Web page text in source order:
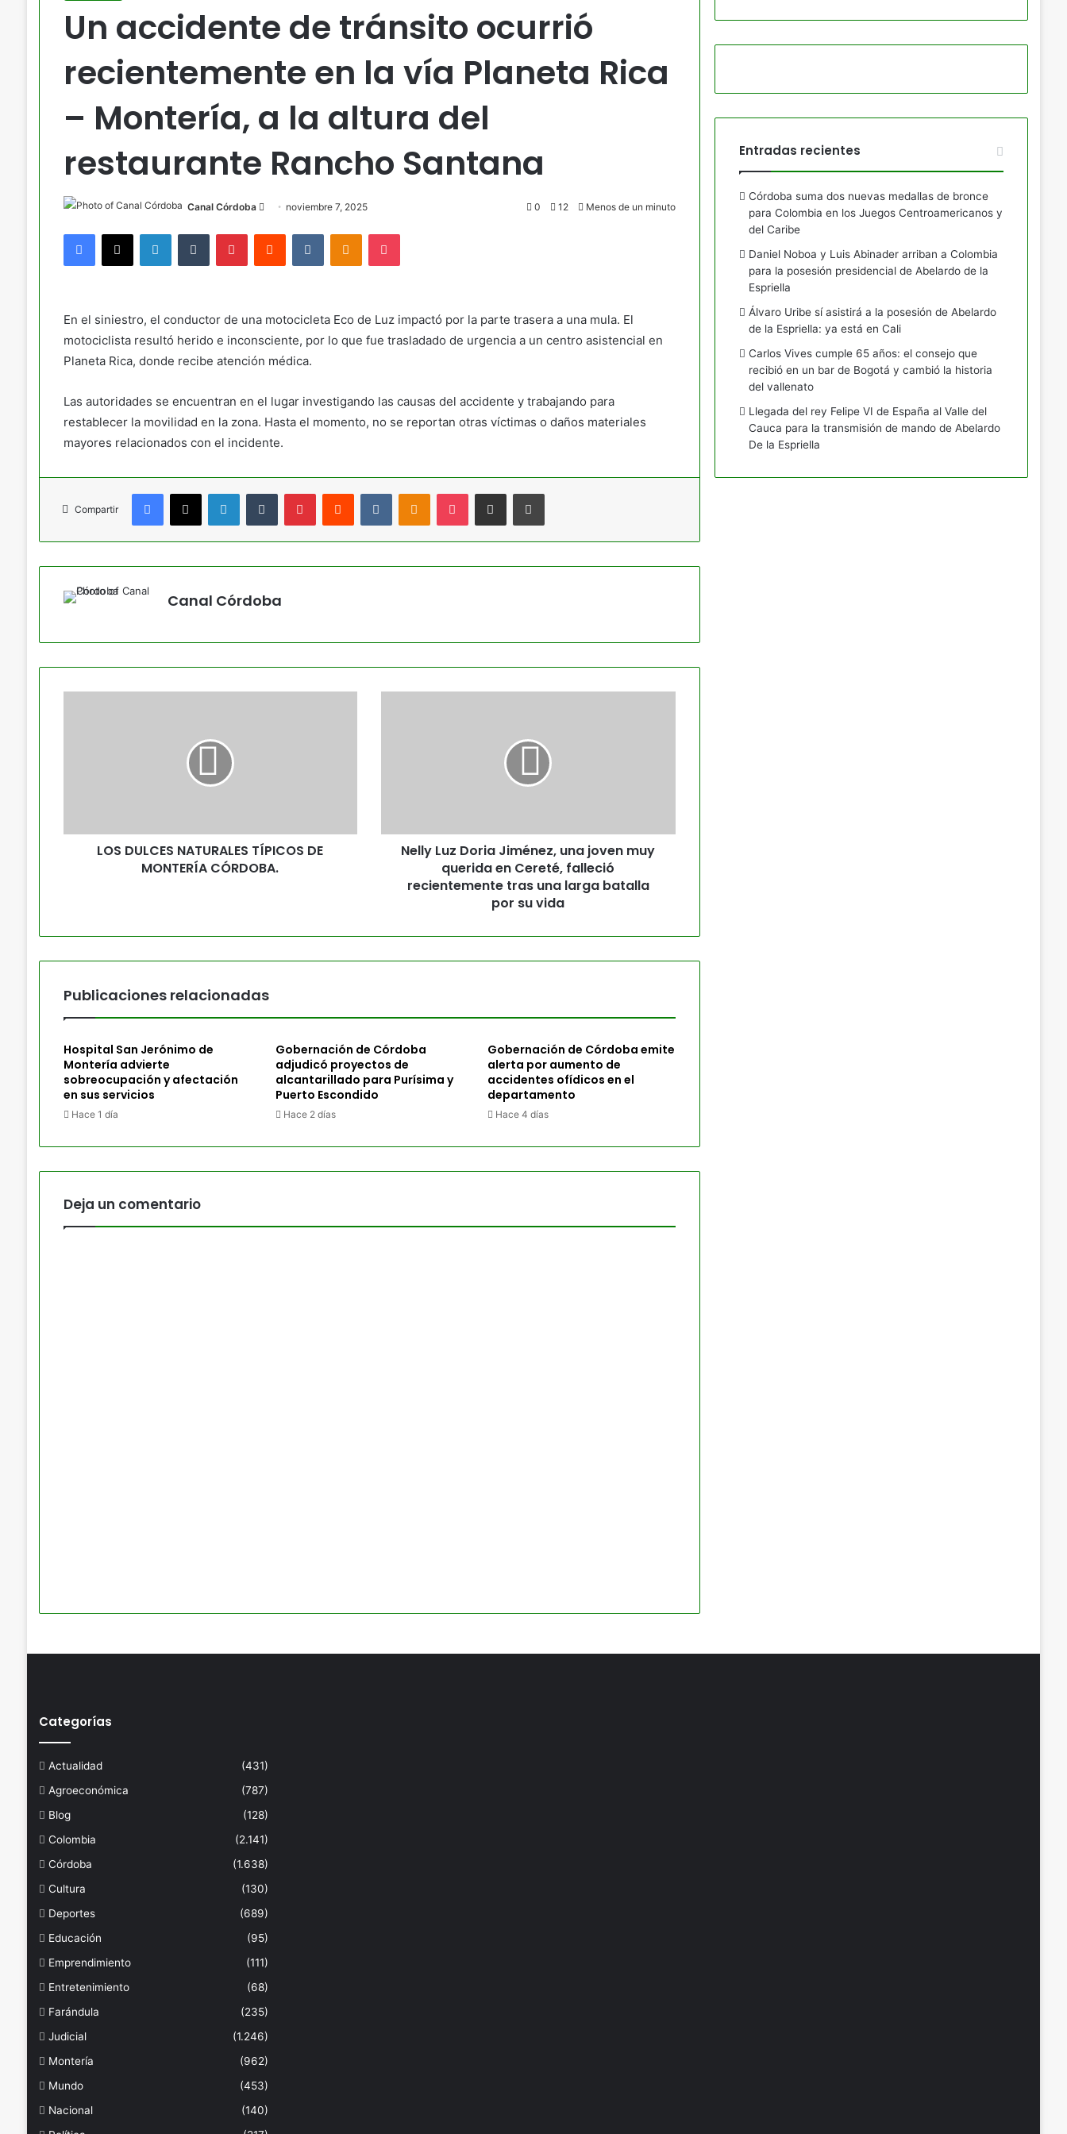
Un accidente de tránsito ocurrió
recientemente en la vía Planeta Rica
– Montería, a la altura del
restaurante Rancho Santana
Canal Córdoba Send
email
noviembre 7, 2025 0 12 Menos de un minuto
Facebook
X LinkedInTumblr PinterestReddit VKontakteOdnoklassniki
Pocket
En el siniestro, el conductor de una motocicleta Eco de Luz impactó por la parte trasera a una mula. El
motociclista resultó herido e inconsciente, por lo que fue trasladado de urgencia a un centro asistencial en
Planeta Rica, donde recibe atención médica.
Las autoridades se encuentran en el lugar investigando las causas del accidente y trabajando para
restablecer la movilidad en la zona. Hasta el momento, no se reportan otras víctimas o daños materiales
mayores relacionados con el incidente.
Compartir
Facebook
X LinkedInTumblr PinterestReddit VKontakteOdnoklassniki
Pocket Compartir por correo electrónicoImprimir
Canal Córdoba
LOS DULCES NATURALES TÍPICOS DE
MONTERÍA CÓRDOBA.
Nelly Luz Doria Jiménez, una joven muy
querida en Cereté, falleció
recientemente tras una larga batalla
por su vida
Publicaciones relacionadas
Hospital San Jerónimo de
Montería advierte
sobreocupación y afectación
en sus servicios
Hace 1 día
Gobernación de Córdoba
adjudicó proyectos de
alcantarillado para Purísima y
Puerto Escondido
Hace 2 días
Gobernación de Córdoba emite
alerta por aumento de
accidentes ofídicos en el
departamento
Hace 4 días
Deja un comentario
Entradas recientes
Córdoba suma dos nuevas medallas de bronce
para Colombia en los Juegos Centroamericanos y
del Caribe
Daniel Noboa y Luis Abinader arriban a Colombia
para la posesión presidencial de Abelardo de la
Espriella
Álvaro Uribe sí asistirá a la posesión de Abelardo
de la Espriella: ya está en Cali
Carlos Vives cumple 65 años: el consejo que
recibió en un bar de Bogotá y cambió la historia
del vallenato
Llegada del rey Felipe VI de España al Valle del
Cauca para la transmisión de mando de Abelardo
De la Espriella
Categorías
Actualidad
(431)
Agroeconómica
(787)
Blog
(128)
Colombia
(2.141)
Córdoba
(1.638)
Cultura
(130)
Deportes
(689)
Educación
(95)
Emprendimiento
(111)
Entretenimiento
(68)
Farándula
(235)
Judicial
(1.246)
Montería
(962)
Mundo
(453)
Nacional
(140)